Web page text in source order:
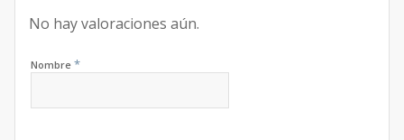
No hay valoraciones aún.
Nombre *